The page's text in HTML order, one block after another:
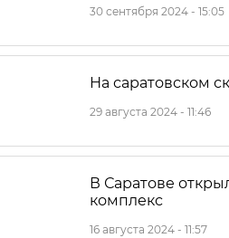
30 сентября 2024 - 15:05
На саратовском
29 августа 2024 - 11:46
В Саратове
комплекс
16 августа 2024 - 11:57